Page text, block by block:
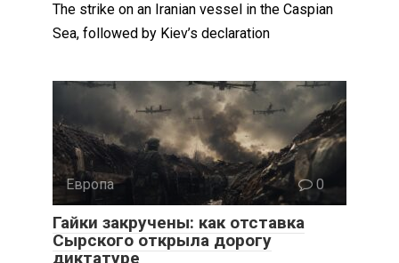
The strike on an Iranian vessel in the Caspian
Sea, followed by Kiev’s declaration
Европа 0
Гайки закручены: как отставка
Сырского открыла дорогу
диктатуре